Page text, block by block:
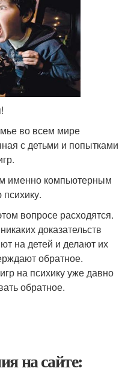
во всем мире
с детьми и попытками
именно компьютерным
вопросе расходятся.
доказательств
на детей и делают их
обратное.
на психику уже давно
обратное.
на сайте: